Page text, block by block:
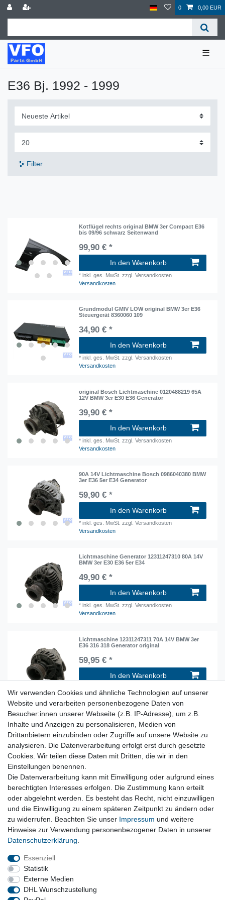
0 0,00 EUR
☰
E36 Bj. 1992 - 1999
Filter
Kotflügel rechts original BMW 3er Compact E36
bis 09/96 schwarz Seitenwand
99,90 € *
In den Warenkorb
*inkl. ges. MwSt. zzgl. Versandkosten
Versandkosten
Grundmodul GMIV LOW original BMW 3er E36
Steuergerät 8360060 109
34,90 € *
In den Warenkorb
*inkl. ges. MwSt. zzgl. Versandkosten
Versandkosten
original Bosch Lichtmaschine 0120488219 65A
12V BMW 3er E30 E36 Generator
39,90 € *
In den Warenkorb
*inkl. ges. MwSt. zzgl. Versandkosten
Versandkosten
90A 14V Lichtmaschine Bosch 0986040380 BMW
3er E36 5er E34 Generator
59,90 € *
In den Warenkorb
*inkl. ges. MwSt. zzgl. Versandkosten
Versandkosten
Lichtmaschine Generator 12311247310 80A 14V
BMW 3er E30 E36 5er E34
49,90 € *
In den Warenkorb
*inkl. ges. MwSt. zzgl. Versandkosten
Versandkosten
Lichtmaschine 12311247311 70A 14V BMW 3er
E36 316 318 Generator original
59,95 € *
In den Warenkorb
Versandkosten
original Lichtmaschine 80A 14V 1247288 BMW
3er E36 316i 318i Generator
49,90 € *
In den Warenkorb
*inkl. ges. MwSt.
Versandkosten
Vertrag widerrufen
Impressum
Barrierefreiheitserklärung
Wir verwenden Cookies und ähnliche Technologien auf unserer
Website und verarbeiten personenbezogene Daten von
Besucher:innen unserer Webseite (z.B. IP-Adresse), um z.B.
Inhalte und Anzeigen zu personalisieren, Medien von
Drittanbietern einzubinden oder Zugriffe auf unsere Website zu
analysieren. Die Datenverarbeitung erfolgt erst durch gesetzte
Cookies. Wir teilen diese Daten mit Dritten, die wir in den
Einstellungen benennen.
Die Datenverarbeitung kann mit Einwilligung oder aufgrund eines
berechtigten Interesses erfolgen. Die Zustimmung kann erteilt
oder abgelehnt werden. Es besteht das Recht, nicht einzuwilligen
und die Einwilligung zu einem späteren Zeitpunkt zu ändern oder
zu widerrufen. Beachten Sie unser Impressum und weitere
Hinweise zur Verwendung personenbezogener Daten in unserer
Daten­schutz­erklärung
Essenziell
Statistik
Externe Medien
DHL Wunschzustellung